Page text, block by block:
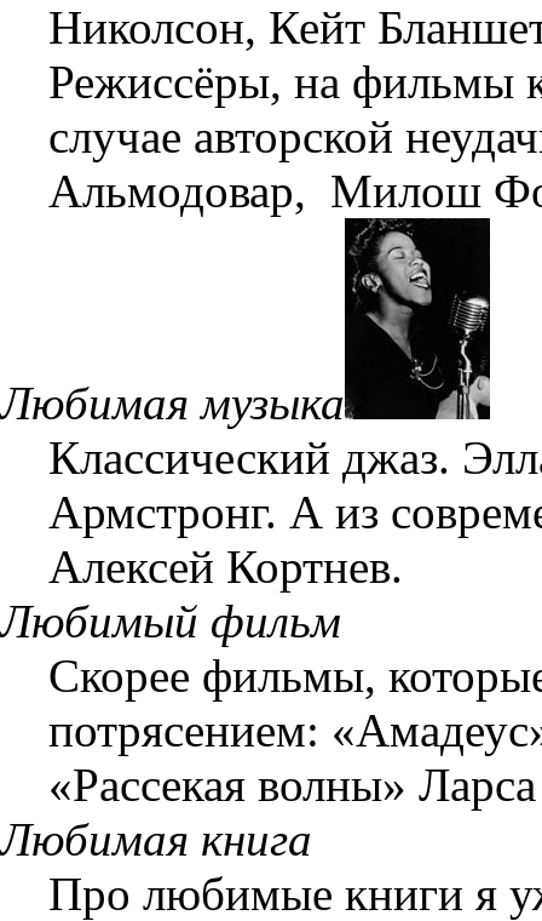
Николсон, Кейт
Режиссёры, на фильмы
случае авторской
Альмодовар, Милош
Любимая музыка
Классический джаз.
Армстронг. А из
Алексей Кортнев.
Любимый фильм
Скорее фильмы,
потрясением:
«Рассекая волны»
Любимая книга
Про любимые книги я